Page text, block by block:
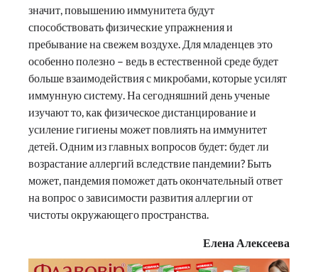
значит, повышению иммунитета будут
способствовать физические упражнения и
пребывание на свежем воздухе. Для младенцев это
особенно полезно – ведь в естественной среде будет
больше взаимодействия с микробами, которые усилят
иммунную систему. На сегодняшний день ученые
изучают то, как физическое дистанцирование и
усиление гигиены может повлиять на иммунитет
детей. Одним из главных вопросов будет: будет ли
возрастание аллергий вследствие пандемии? Быть
может, пандемия поможет дать окончательный ответ
на вопрос о зависимости развития аллергии от
чистоты окружающего пространства.
Елена Алексеева